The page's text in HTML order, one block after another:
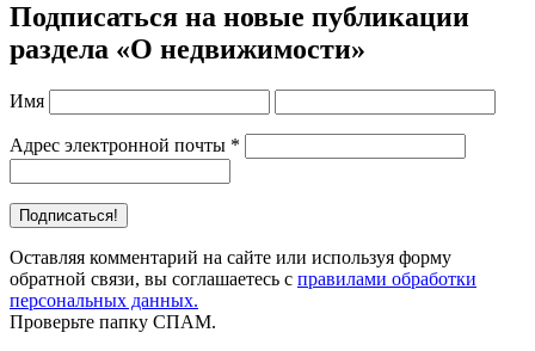
Подписаться на новые публикации
раздела «О недвижимости»
Имя
Адрес электронной почты *
Оставляя комментарий на сайте или используя форму
обратной связи, вы соглашаетесь с правилами обработки
персональных данных.
Проверьте папку СПАМ.